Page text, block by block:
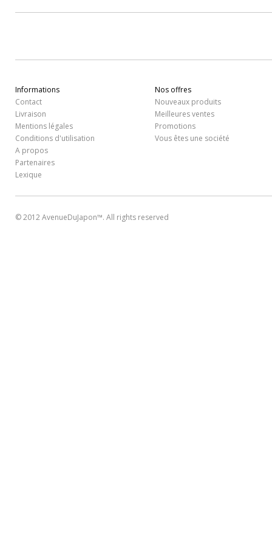
Informations
Contact
Livraison
Mentions légales
Conditions d'utilisation
A propos
Partenaires
Lexique
Nos offres
Nouveaux produits
Meilleures ventes
Promotions
Vous êtes une société
© 2012 AvenueDuJapon™. All rights reserved